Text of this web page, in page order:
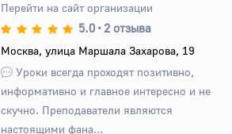
Перейти на сайт организации
5.0 • 2 отзыва
Москва, улица Маршала Захарова, 19
Уроки всегда проходят позитивно,
информативно и главное интересно и не
скучно. Преподаватели являются
настоящими фана...